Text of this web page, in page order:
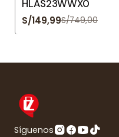
HLAS23WWX0
S/149,99S/749,00
Síguenos